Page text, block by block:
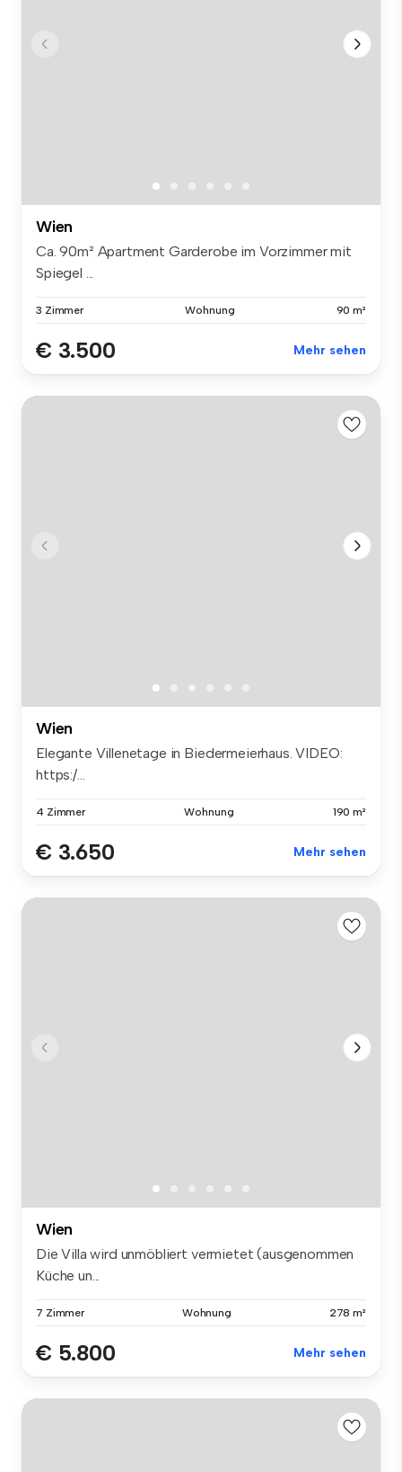
Wien
Ca. 90m² Apartment Garderobe im Vorzimmer mit
Spiegel ...
3 Zimmer Wohnung 90 m²
€ 3.500 Mehr sehen
Wien
Elegante Villenetage in Biedermeierhaus. VIDEO:
https:/...
4 Zimmer Wohnung 190 m²
€ 3.650 Mehr sehen
Wien
Die Villa wird unmöbliert vermietet (ausgenommen
Küche un...
7 Zimmer Wohnung 278 m²
€ 5.800 Mehr sehen